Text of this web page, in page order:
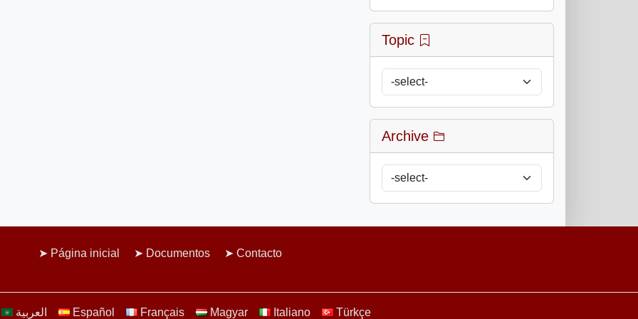
Topic
Archive
Página inicial Documentos Contacto
العربية Español Français Magyar Italiano Türkçe